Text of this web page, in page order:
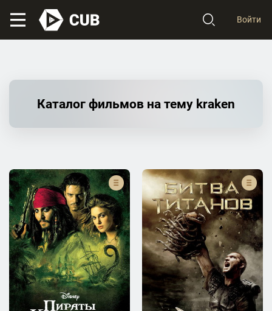
Войти
Каталог фильмов на тему kraken